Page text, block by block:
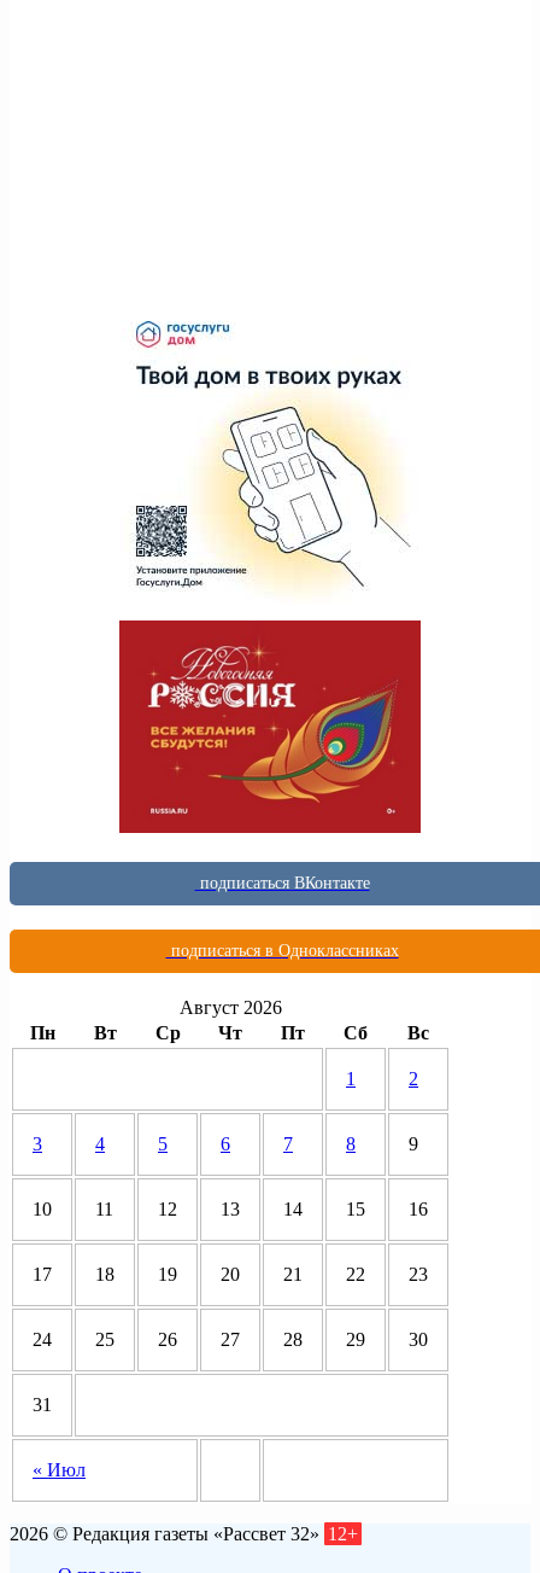
подписаться ВКонтакте
подписаться в Одноклассниках
Август 2026
Пн
Вт Ср Чт Пт Сб Вс
« Июл
1 2
3 4 5 6 7 8 9
10 11 12 13 14 15 16
17 18 19 20 21 22 23
24 25 26 27 28 29 30
31
2026 © Редакция газеты «Рассвет 32» 12+